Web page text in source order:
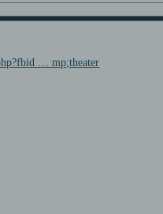
… mp;theater